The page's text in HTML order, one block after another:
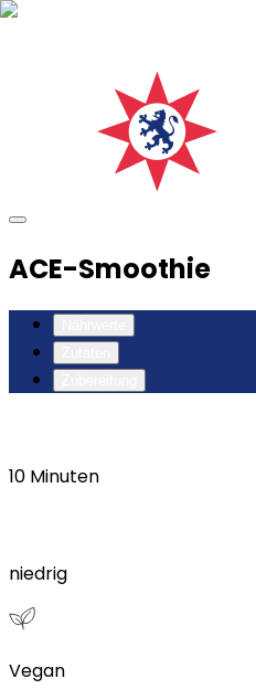
ACE-Smoothie
10 Minuten
niedrig
Vegan